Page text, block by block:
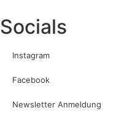
Socials
Instagram
Facebook
Newsletter Anmeldung